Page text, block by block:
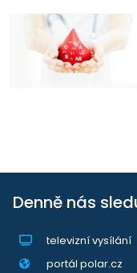
Denně nás
televizní vysílání
portál polar.cz